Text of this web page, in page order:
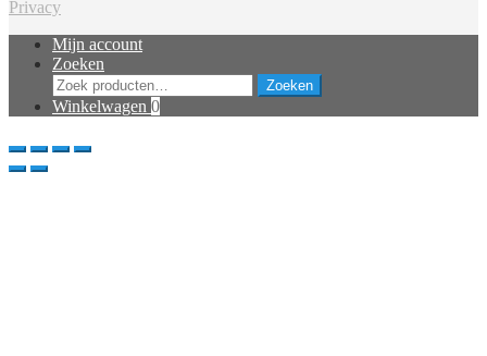
Privacy
Mijn account
Zoeken
Zoeken
naar:
Zoeken
Winkelwagen 0